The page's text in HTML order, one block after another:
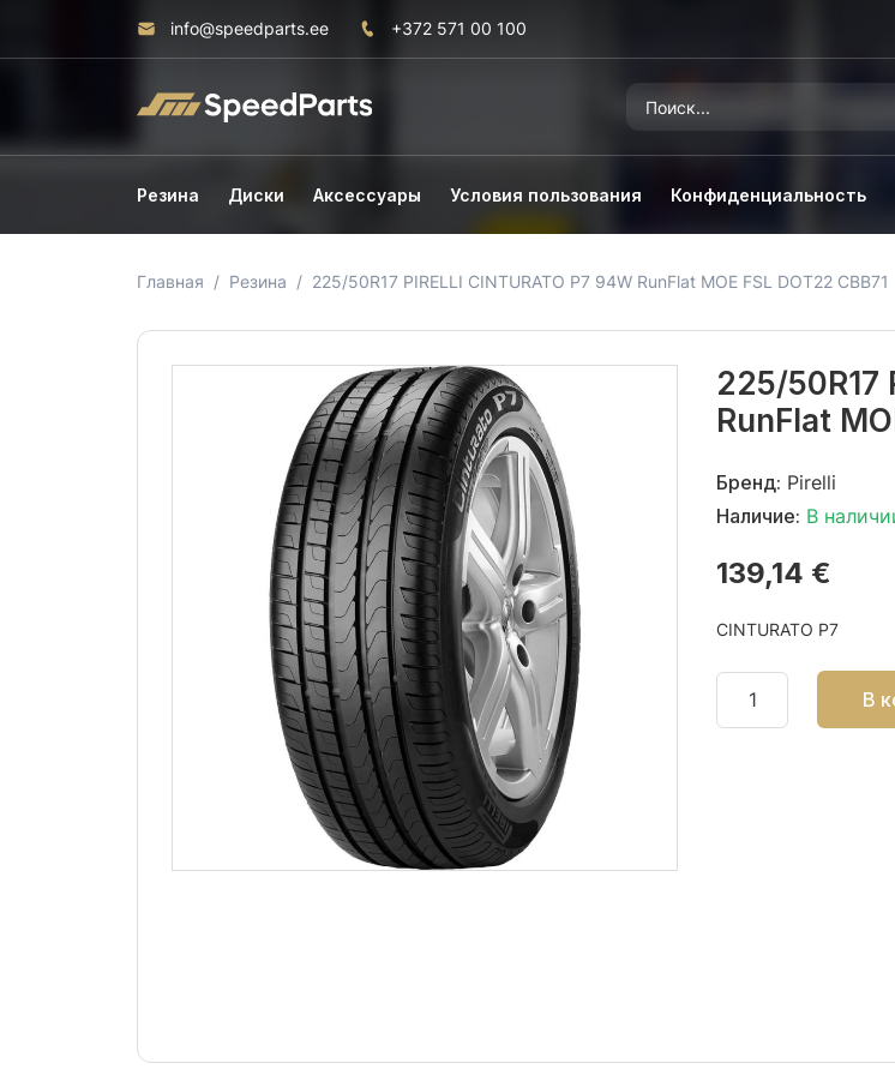
info@speedparts.ee +372 571 00 100
Резина Диски Аксессуары Условия пользования Конфиденциальность
Главная Резина 225/50R17 PIRELLI CINTURATO P7 94W RunFlat MOE FSL DOT22 CBB71
225/50R17
RunFlat
Бренд: Pirelli
Наличие: В
139,14 €
CINTURATO P7
В